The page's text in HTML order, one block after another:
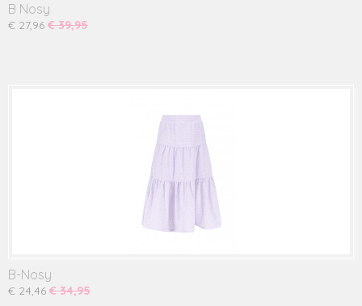
B Nosy
€ 27,96 € 39,95
B-Nosy
€ 24,46 € 34,95